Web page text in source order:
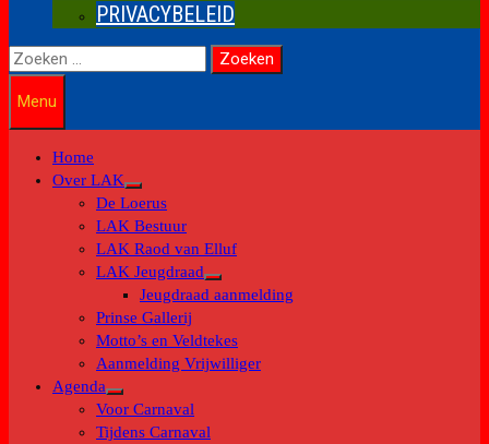
PRIVACYBELEID
Zoeken
naar:
Menu
Home
Over LAK
Toon
submenu
De Loerus
LAK Bestuur
LAK Raod van Elluf
LAK Jeugdraad
Toon
Jeugdraad aanmelding
Prinse Gallerij
Motto’s en Veldtekes
Aanmelding Vrijwilliger
Agenda
Toon
submenu
Voor Carnaval
Tijdens Carnaval